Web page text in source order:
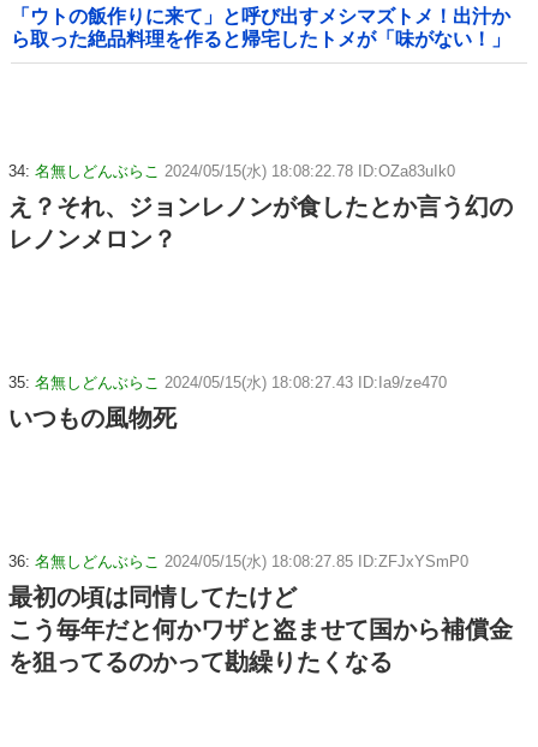
「ウトの飯作りに来て」と呼び出すメシマズトメ！出汁か
ら取った絶品料理を作ると帰宅したトメが「味がない！」
と発狂ｗｗｗ箸を置いた良ウトが言い放った言葉とは←良
34: 名無しどんぶらこ 2024/05/15(水) 18:08:22.78 ID:OZa83uIk0
え？それ、ジョンレノンが食したとか言う幻の
レノンメロン？
35: 名無しどんぶらこ 2024/05/15(水) 18:08:27.43 ID:Ia9/ze470
いつもの風物死
36: 名無しどんぶらこ 2024/05/15(水) 18:08:27.85 ID:ZFJxYSmP0
最初の頃は同情してたけど
こう毎年だと何かワザと盗ませて国から補償金
を狙ってるのかって勘繰りたくなる